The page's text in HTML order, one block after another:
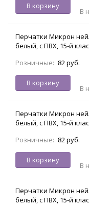
В корзину
В
Перчатки Микрон
белый, с ПВХ, 15-й
Розничные: 82 руб.
В корзину
В
Перчатки Микрон
белый, с ПВХ, 15-й
Розничные: 82 руб.
В корзину
В
Перчатки Микрон
белый, с ПВХ, 15-й